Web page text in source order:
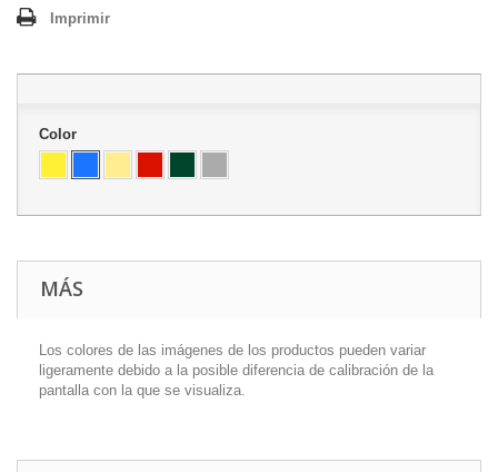
Imprimir
Color
MÁS
Los colores de las imágenes de los productos pueden variar
ligeramente debido a la posible diferencia de calibración de la
pantalla con la que se visualiza.